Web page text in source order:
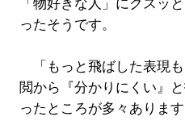
「物好きな人」にクスッ
ったそうです。
「もっと飛ばした表現
閲から『分かりにくい』
ったところが多々あります